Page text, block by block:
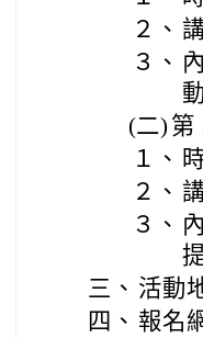
２、
３、
(二) 第
１、
２、
３、
三、 活動
四、 報名